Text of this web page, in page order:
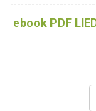
ebook PDF